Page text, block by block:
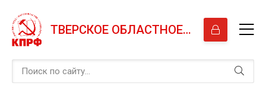
ТВЕРСКОЕ ОБЛАСТНОЕ ОТДЕЛЕНИЕ КПРФ